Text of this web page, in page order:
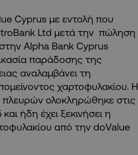
Cyprus με εντολή που
Ltd μετά την πώληση
Alpha Bank Cyprus
παράδοσης της
αναλαμβάνει τη
χαρτοφυλακίου. Η
ολοκληρώθηκε στις
ήδη έχει ξεκινήσει η
από την doValue